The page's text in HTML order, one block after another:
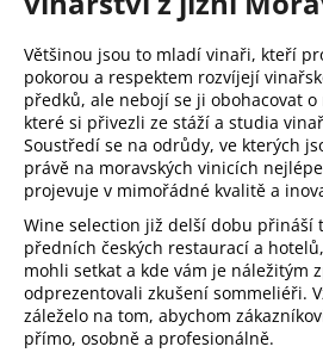
Většinou jsou to mladí vinaři, kteří
pokorou a respektem rozvíjejí
předků, ale nebojí se ji obohacovat o
které si přivezli ze stáží a studia
Soustředí se na odrůdy, ve kterých
právě na moravských vinicích
projevuje v mimořádné kvalitě a
Wine selection již delší dobu přináší
předních českých restaurací a
mohli setkat a kde vám je náležitým
odprezentovali zkušení sommeliéři.
záleželo na tom, abychom
přímo, osobně a profesionálně.
j
í
t
?
HLEDAT